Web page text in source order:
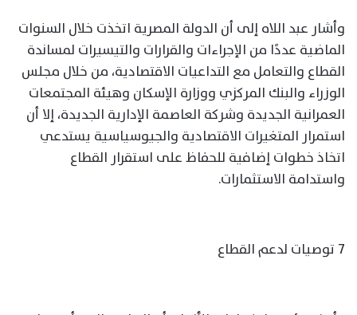
وأشار عبد اللاه إلى أن الدولة المصرية اتخذت خلال السنوات
الماضية عددًا من الإجراءات والقرارات والتيسيرات لمساندة
القطاع والتعامل مع التداعيات الاقتصادية، من خلال مجلس
الوزراء والبنك المركزي ووزارة الإسكان وهيئة المجتمعات
العمرانية الجديدة وشركة العاصمة الإدارية الجديدة، إلا أن
استمرار المتغيرات الاقتصادية والجيوسياسية يستدعي
اتخاذ خطوات إضافية للحفاظ على استقرار القطاع
واستدامة الاستثمارات.
7 توصيات لدعم القطاع